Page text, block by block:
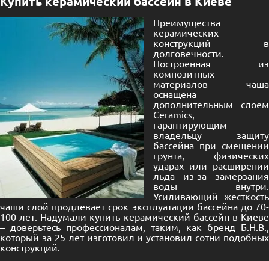
Преимущества
керамических
конструкций в
долговечности.
Построенная из
композитных
материалов чаша
оснащена
дополнительным слоем
Ceramics,
гарантирующим
владельцу защиту
бассейна при смещении
грунта, физических
ударах или расширении
льда из-за замерзания
воды внутри.
Усиливающий жесткость
чаши слой продлевает срок эксплуатации бассейна до 70-
100 лет. Надумали купить керамический бассейн в Киеве
– доверьтесь профессионалам, таким, как бренд Б.Н.В.,
который за 25 лет изготовил и установил сотни подобных
конструкций.